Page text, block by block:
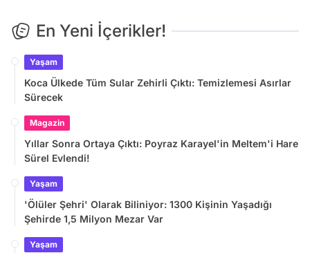
En Yeni İçerikler!
Yaşam
Koca Ülkede Tüm Sular Zehirli Çıktı: Temizlemesi Asırlar
Sürecek
Magazin
Yıllar Sonra Ortaya Çıktı: Poyraz Karayel'in Meltem'i Hare
Sürel Evlendi!
Yaşam
'Ölüler Şehri' Olarak Biliniyor: 1300 Kişinin Yaşadığı
Şehirde 1,5 Milyon Mezar Var
Yaşam